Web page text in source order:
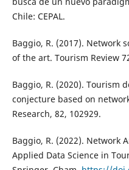
Chile: CEPAL.
Baggio, R. (2017). Network
of the art. Tourism Review
Baggio, R. (2020). Tourism
conjecture based on
Research, 82, 102929.
Baggio, R. (2022). Network
Applied Data Science in